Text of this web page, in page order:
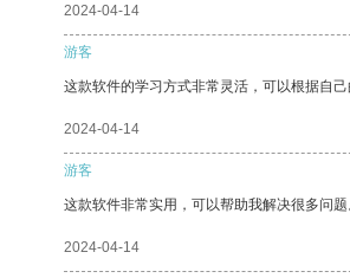
2024-04-14
游客
这款软件的学习方式非常灵活，可以根据自己
2024-04-14
游客
这款软件非常实用，可以帮助我解决很多问
2024-04-14